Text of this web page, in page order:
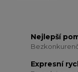
Nejlepší
Expresní